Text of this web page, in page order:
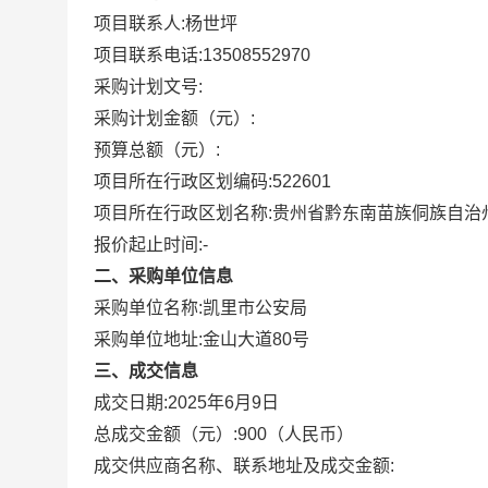
项目联系人:杨世坪
项目联系电话:13508552970
采购计划文号:
采购计划金额（元）:
预算总额（元）:
项目所在行政区划编码:522601
项目所在行政区划名称:贵州省黔东南苗族侗族自治
报价起止时间:-
二、采购单位信息
采购单位名称:凯里市公安局
采购单位地址:金山大道80号
三、成交信息
成交日期:2025年6月9日
总成交金额（元）:900 （人民币）
成交供应商名称、联系地址及成交金额: